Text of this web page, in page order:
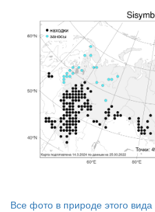
Все фото в природе этого вида